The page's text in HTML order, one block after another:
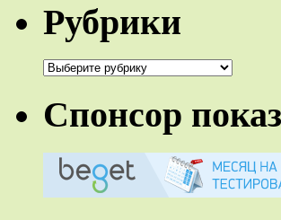
Рубрики
Рубрики
Спонсор